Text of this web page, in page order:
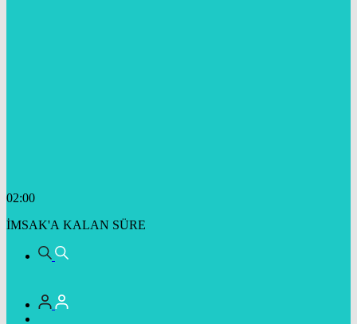
02:00
İMSAK'A KALAN SÜRE